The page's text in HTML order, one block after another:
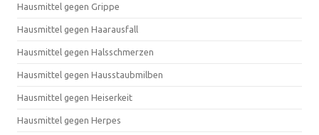
Hausmittel gegen Grippe
Hausmittel gegen Haarausfall
Hausmittel gegen Halsschmerzen
Hausmittel gegen Hausstaubmilben
Hausmittel gegen Heiserkeit
Hausmittel gegen Herpes